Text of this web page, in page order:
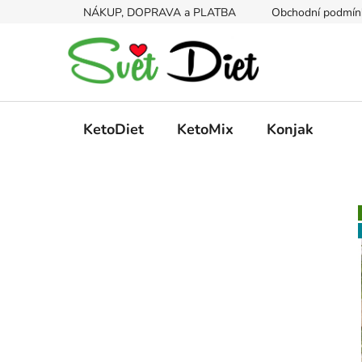
NÁKUP, DOPRAVA a PLATBA Obchodní
KetoDiet KetoMix Konjak